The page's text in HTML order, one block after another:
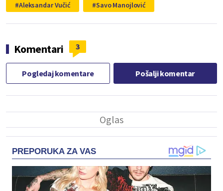
Aleksandar Vučić Savo Manojlović
Komentari 3
Pogledaj komentare Pošalji komentar
PREPORUKA ZA VAS